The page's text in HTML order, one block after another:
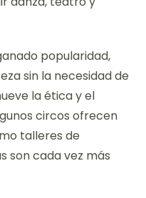
popularidad,
sin la necesidad de
la ética y el
circos ofrecen
talleres de
son cada vez más